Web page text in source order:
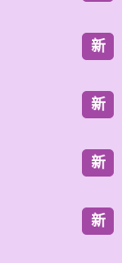
新
新
新
新